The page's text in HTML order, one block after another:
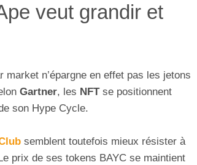
veut grandir et
n’épargne en effet pas les jetons
Gartner, les NFTse positionnent
son Hype Cycle.
semblent toutefois mieux résister à
prix de ses tokens BAYC se maintient